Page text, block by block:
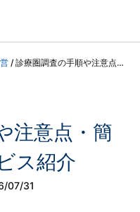
/ 診療圏調査の手順や注意点・簡易診断できるサービス紹介
注意点・簡
ス紹介
07/31